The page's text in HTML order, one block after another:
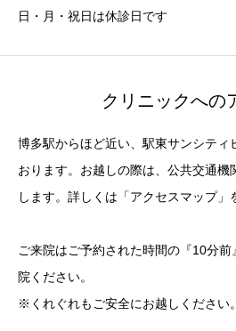
日・月・祝日は休診日です
クリニックへの
博多駅からほど近い、駅東サンシティ
おります。お越しの際は、公共交通機
します。詳しくは「アクセスマップ」
ご来院はご予約された時間の『10分
院ください。
※くれぐれもご安全にお越しください。